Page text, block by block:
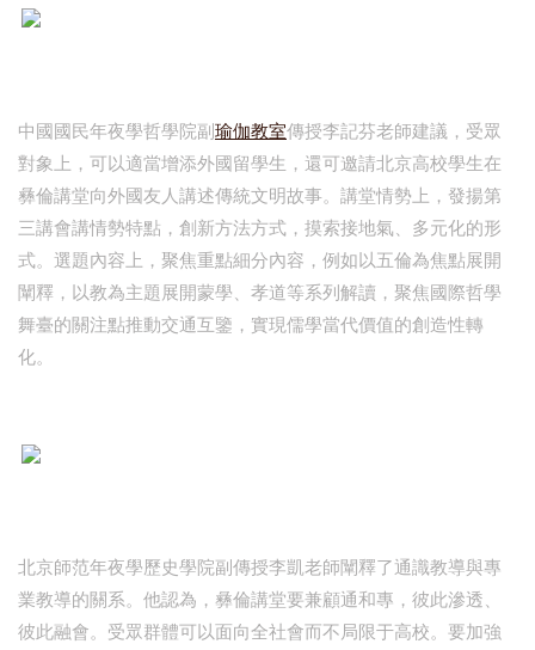
中國國民年夜學哲學院副瑜伽教室傳授李記芬老師建議，受眾
對象上，可以適當增添外國留學生，還可邀請北京高校學生在
彝倫講堂向外國友人講述傳統文明故事。講堂情勢上，發揚第
三講會講情勢特點，創新方法方式，摸索接地氣、多元化的形
式。選題內容上，聚焦重點細分內容，例如以五倫為焦點展開
闡釋，以教為主題展開蒙學、孝道等系列解讀，聚焦國際哲學
舞臺的關注點推動交通互鑒，實現儒學當代價值的創造性轉
化。
北京師范年夜學歷史學院副傳授李凱老師闡釋了通識教導與專
業教導的關系。他認為，彝倫講堂要兼顧通和專，彼此滲透、
彼此融會。受眾群體可以面向全社會而不局限于高校。要加強